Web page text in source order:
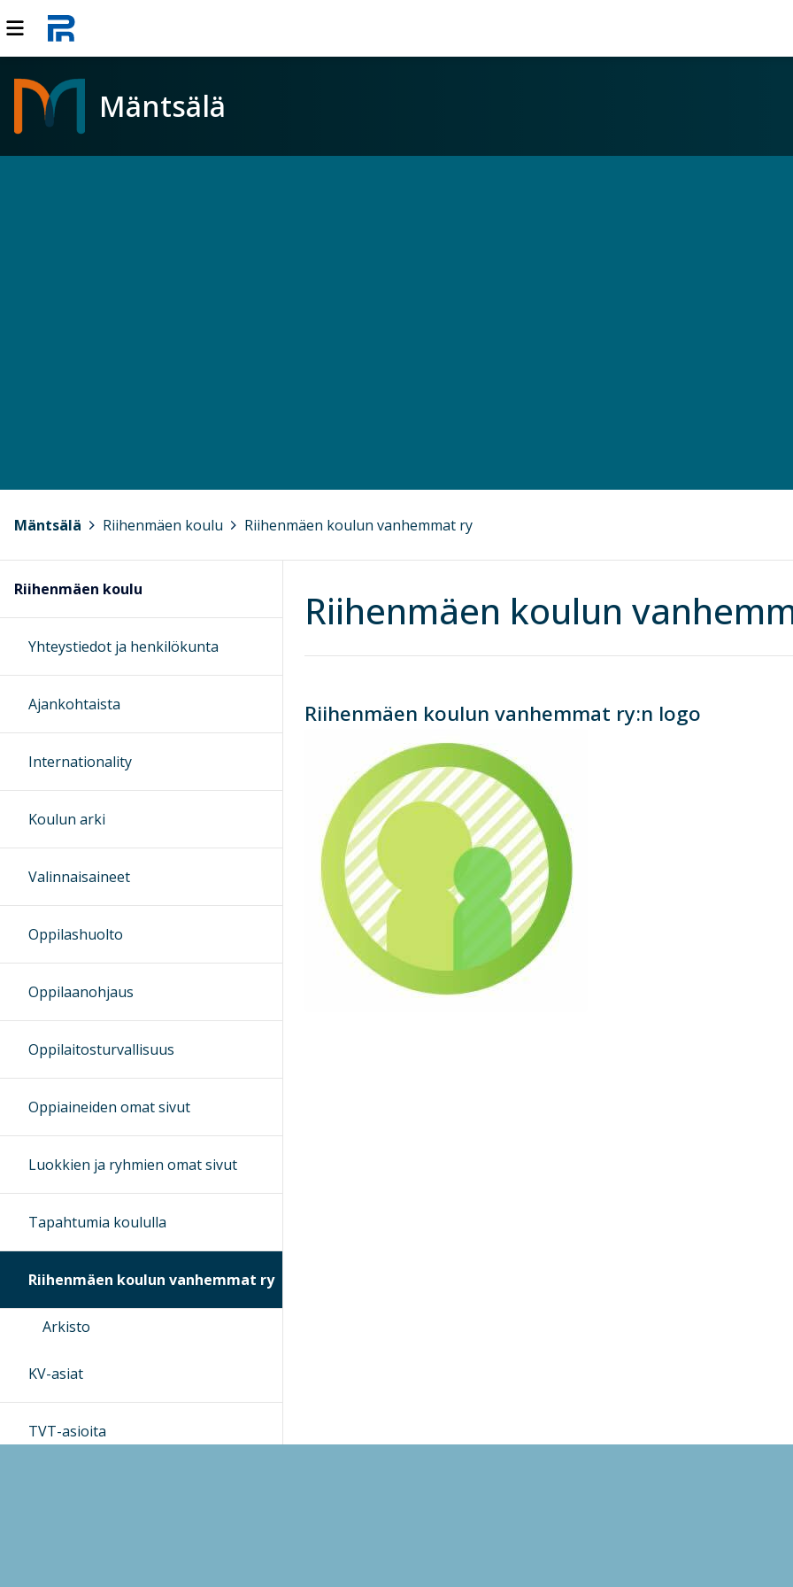
Mäntsälä
Mäntsälä Riihenmäen koulu Riihenmäen koulun vanhemmat ry
Riihenmäen koulun
Riihenmäen koulun vanhemmat ry:n logo
Riihenmäen koulu
Yhteystiedot ja henkilökunta
Ajankohtaista
Internationality
Koulun arki
Valinnaisaineet
Oppilashuolto
Oppilaanohjaus
Oppilaitosturvallisuus
Oppiaineiden omat sivut
Luokkien ja ryhmien omat sivut
Tapahtumia koululla
Riihenmäen koulun vanhemmat ry
Arkisto
KV-asiat
TVT-asioita